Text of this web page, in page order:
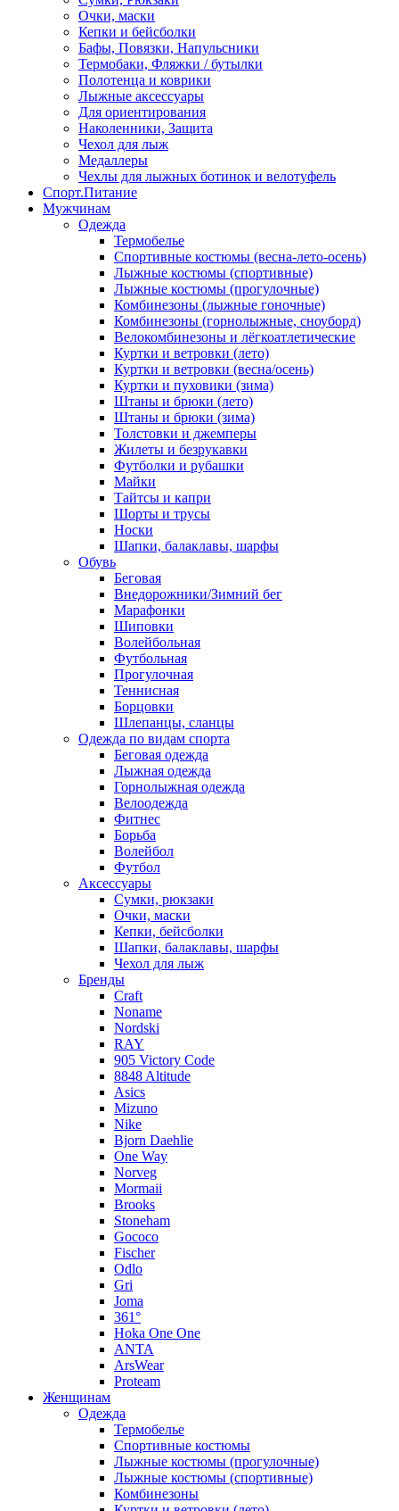
Очки, маски
Кепки и бейсболки
Бафы, Повязки, Напульсники
Термобаки, Фляжки / бутылки
Полотенца и коврики
Лыжные аксессуары
Для ориентирования
Наколенники, Защита
Чехол для лыж
Медаллеры
Чехлы для лыжных ботинок и велотуфель
Спорт.Питание
Мужчинам
Одежда
Термобелье
Спортивные костюмы (весна-лето-осень)
Лыжные костюмы (спортивные)
Лыжные костюмы (прогулочные)
Комбинезоны (лыжные гоночные)
Комбинезоны (горнолыжные, сноуборд)
Велокомбинезоны и лёгкоатлетические
Куртки и ветровки (лето)
Куртки и ветровки (весна/осень)
Куртки и пуховики (зима)
Штаны и брюки (лето)
Штаны и брюки (зима)
Толстовки и джемперы
Жилеты и безрукавки
Футболки и рубашки
Майки
Тайтсы и капри
Шорты и трусы
Носки
Шапки, балаклавы, шарфы
Обувь
Беговая
Внедорожники/Зимний бег
Марафонки
Шиповки
Волейбольная
Футбольная
Прогулочная
Теннисная
Борцовки
Шлепанцы, сланцы
Одежда по видам спорта
Беговая одежда
Лыжная одежда
Горнолыжная одежда
Велоодежда
Фитнес
Борьба
Волейбол
Футбол
Аксессуары
Сумки, рюкзаки
Очки, маски
Кепки, бейсболки
Шапки, балаклавы, шарфы
Чехол для лыж
Бренды
Craft
Noname
Nordski
RAY
905 Victory Code
8848 Altitude
Asics
Mizuno
Nike
Bjorn Daehlie
One Way
Norveg
Mormaii
Brooks
Stoneham
Gococo
Fischer
Odlo
Gri
Joma
361°
Hoka One One
ANTA
ArsWear
Proteam
Женщинам
Одежда
Термобелье
Спортивные костюмы
Лыжные костюмы (прогулочные)
Лыжные костюмы (спортивные)
Комбинезоны